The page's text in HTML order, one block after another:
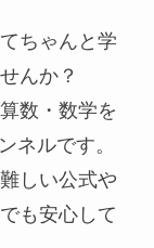
ちゃんと学
んか？
数・数学を
ネルです。
しい公式や
も安心して